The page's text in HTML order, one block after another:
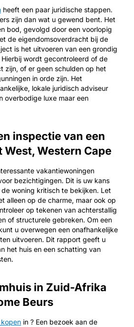
heeft een paar juridische stappen.
zijn dan wat u gewend bent. Het
bod, gevolgd door een voorlopig
de eigendomsoverdracht bij de
is het uitvoeren van een grondig
Hierbij wordt gecontroleerd of de
zijn, of er geen schulden op het
in orde zijn. Het
lokale juridisch adviseur
overbodige luxe maar een
inspectie van een
West, Western Cape
vakantiewoningen
bezichtigingen. Dit is uw kans
woning kritisch te bekijken. Let
alleen op de charme, maar ook op
op tekenen van achterstallig
of structurele gebreken. Om een
u overwegen een onafhankelijke
uitvoeren. Dit rapport geeft u
het huis en een schatting van
in Zuid-Afrika
Beurs
in ? Een bezoek aan de